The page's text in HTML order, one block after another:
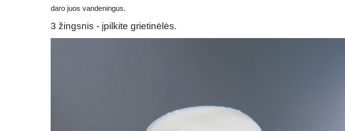
daro juos vandeningus.
3 žingsnis - įpilkite grietinėlės.